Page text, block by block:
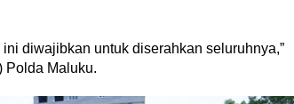
diwajibkan untuk diserahkan seluruhnya,”
Polda Maluku.